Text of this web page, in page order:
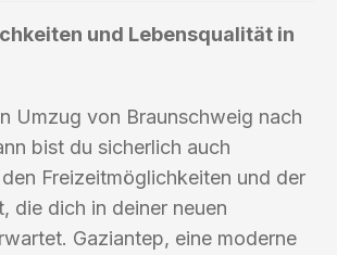
und Lebensqualität in
Umzug von Braunschweig nach
bist du sicherlich auch
Freizeitmöglichkeiten und der
die dich in deiner neuen
Gaziantep, eine moderne